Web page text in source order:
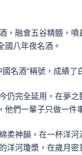
，融會五谷精髓，
國八年夜名酒。
名酒”稱號，成績了
仍完全延用，在夢
們一輩子只做一件
柔神韻，在一杯洋
洋河瓊漿，在歲月密